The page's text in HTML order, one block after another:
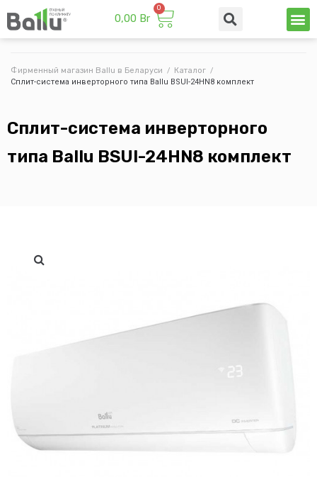
0,00 Br
Фирменный магазин Ballu в Беларуси / Каталог /
Сплит-система инверторного типа Ballu BSUI-24HN8 комплект
Сплит-система инверторного
типа Ballu BSUI-24HN8 комплект